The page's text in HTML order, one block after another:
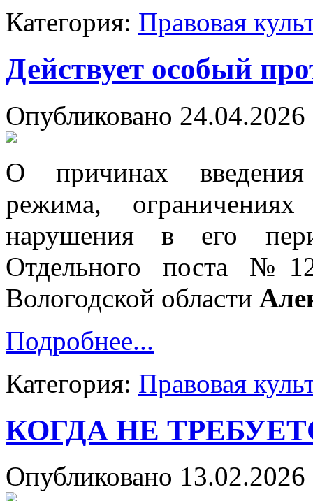
Категория: Правовая
Действует особый
Опубликовано
О причинах введения
режима,
нарушения в его
Отдельного поста
Вологодской области
Подробнее...
Категория: Правовая
КОГДА НЕ
Опубликовано